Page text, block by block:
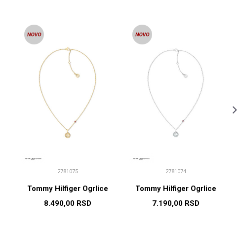
2781075
Tommy Hilfiger Ogrlice
8.490,00 RSD
2781074
Tommy Hilfiger Ogrlice
7.190,00 RSD